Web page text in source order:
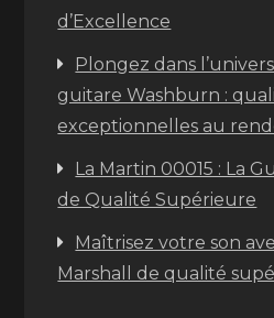
d’Excellence
Plongez dans
guitare Washburn :
exceptionnelles au
La Martin 00015 : La
de Qualité Supérieure
Maîtrisez votre son
Marshall de qualité